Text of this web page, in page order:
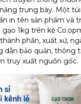
trưng bày. Một
in tên sản phẩm và
1kg trên kệ
phần, xuất xứ,
dẫn bảo quản, thông
truy xuất nguồn gốc.